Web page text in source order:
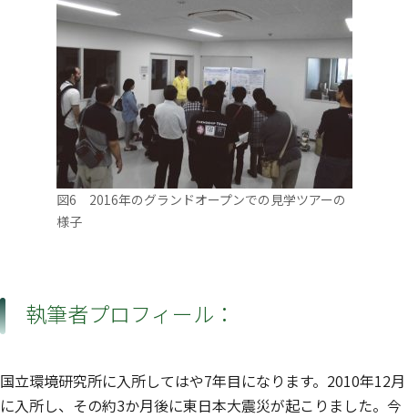
図6 2016年のグランドオープンでの見学ツアーの
様子
執筆者プロフィール：
国立環境研究所に入所してはや7年目になります。2010年12月
に入所し、その約3か月後に東日本大震災が起こりました。今